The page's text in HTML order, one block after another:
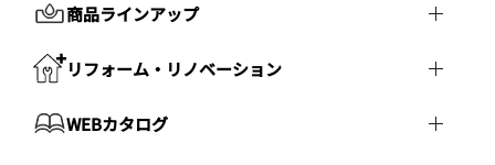
商品ラインアップ
リフォーム・リノベーション
WEBカタログ